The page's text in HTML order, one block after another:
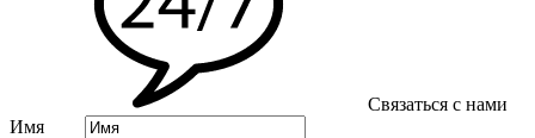
Связаться с нами
Имя